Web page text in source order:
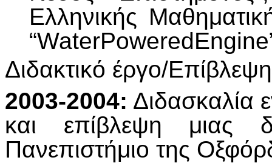
Ελληνικής
Διδακτικό έργο/
2003-2004: Διδασκαλία
και επίβλεψη μιας
Πανεπιστήμιο της